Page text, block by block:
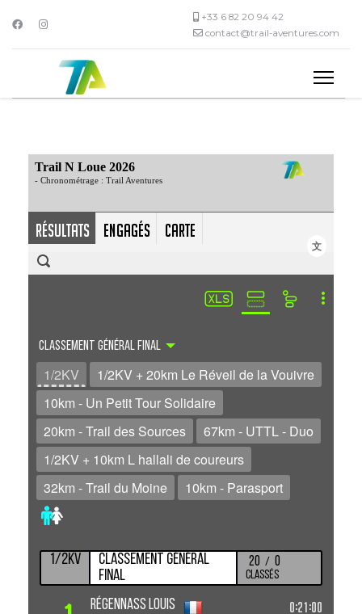
+33 6 82 20 94 42
contact@trail-aventures.com